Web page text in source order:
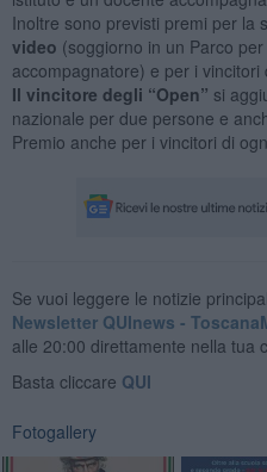
Inoltre sono previsti premi per la
video (soggiorno in un Parco
accompagnatore) e per i vincitori
Il vincitore degli “Open” si
nazionale per due persone e
Premio anche per i vincitori di
Se vuoi leggere le notizie
Newsletter QUInews -
alle 20:00 direttamente nella tua
Basta cliccare QUI
Fotogallery